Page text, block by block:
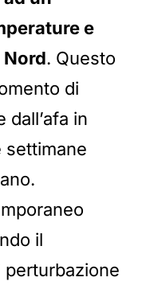
e
. Questo
di
in
settimane
il
perturbazione